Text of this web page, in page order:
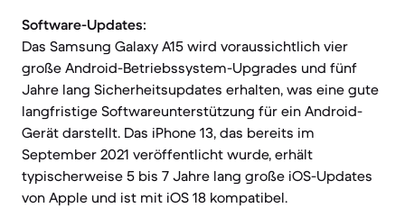
Software-Updates:
Das Samsung Galaxy A15 wird voraussichtlich vier
große Android-Betriebssystem-Upgrades und fünf
Jahre lang Sicherheitsupdates erhalten, was eine gute
langfristige Softwareunterstützung für ein Android-
Gerät darstellt. Das iPhone 13, das bereits im
September 2021 veröffentlicht wurde, erhält
typischerweise 5 bis 7 Jahre lang große iOS-Updates
von Apple und ist mit iOS 18 kompatibel.